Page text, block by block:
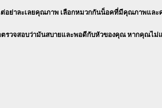
อย่าละเลยคุณภาพ เลือกหมวกกันน็อคที่มีคุณภาพแล
รวจสอบว่ามันสบายและพอดีกับหัวของคุณ หากคุณไ